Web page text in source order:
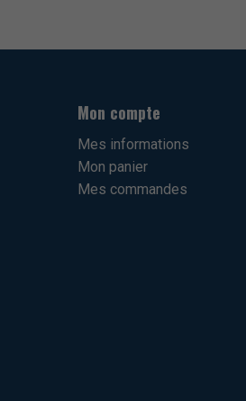
Mon compte
Mes informations
Mon panier
Mes commandes